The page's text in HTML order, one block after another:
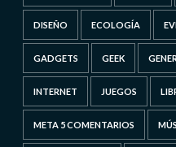
DISEÑO ECOLOGÍA
GADGETS GEEK
INTERNET JUEGOS
META 5 COMENTARIOS